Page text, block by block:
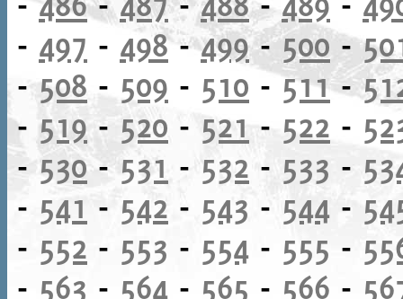
- 497 - 498-499-500-
-508 - 509 - 510 -511-
- 519 -520 - 521- 522 -
- 530-531 - 532 - 533 -
- 541 - 542 - 543 - 544 -
- 552 - 553 - 554 - 555 -
- 563 - 564 - 565 - 566 -